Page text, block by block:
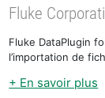
Fluke
Fluke DataPlugin
l’importation de
+ En savoir plus